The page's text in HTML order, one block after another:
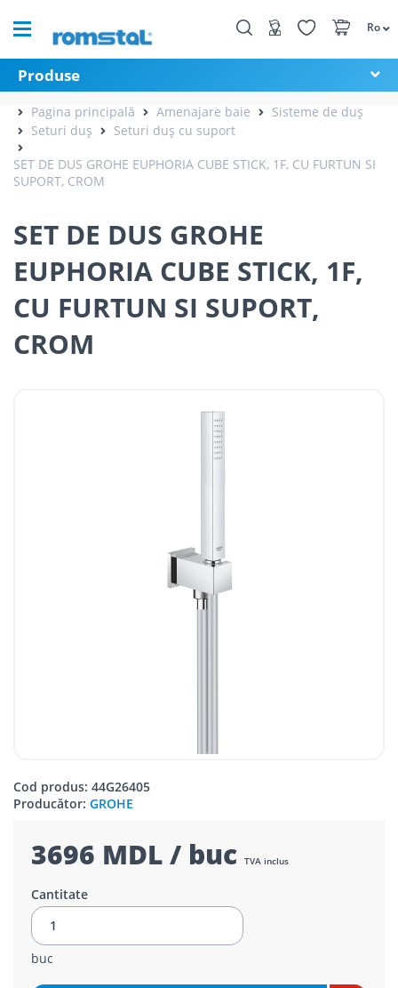
Ro
Produse
Pagina principală Amenajare baie
Sisteme de duș
Seturi duș
Seturi duș cu suport
SET DE DUS GROHE EUPHORIA CUBE STICK, 1F, CU FURTUN SI
SUPORT, CROM
SET DE DUS GROHE
EUPHORIA CUBE STICK, 1F,
CU FURTUN SI SUPORT,
CROM
Cod produs: 44G26405
Producător: GROHE
3696 MDL / buc TVA inclus
Cantitate
buc